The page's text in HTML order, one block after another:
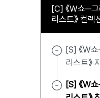
[C] 《W쇼─
리스트》 컬렉
[S] 《W
리스트》
[S] 《W